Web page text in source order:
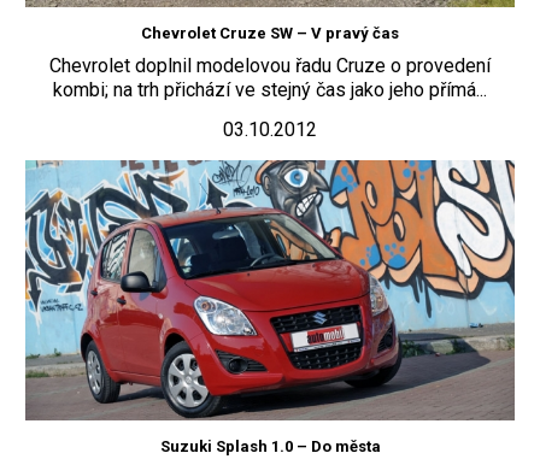
Chevrolet Cruze SW – V pravý čas
Chevrolet doplnil modelovou řadu Cruze o provedení
kombi; na trh přichází ve stejný čas jako jeho přímá...
03.10.2012
Suzuki Splash 1.0 – Do města